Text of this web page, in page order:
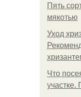
Пять
мякотью
Уход
Что
участке.